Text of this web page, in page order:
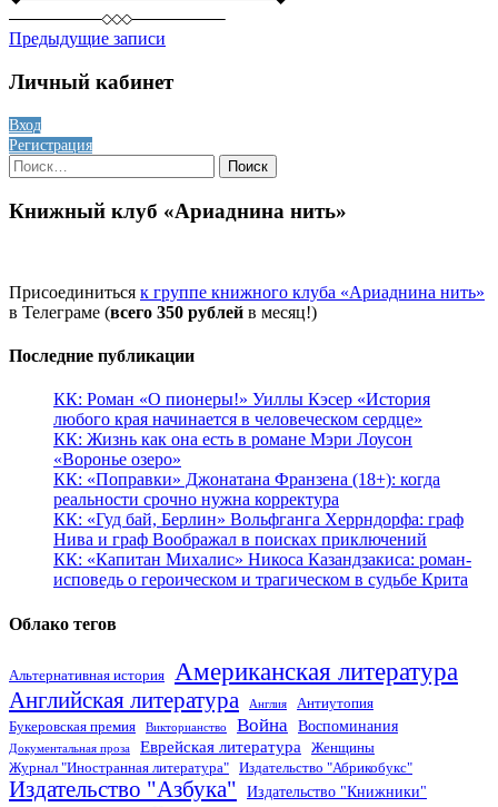
Навигация
по
Предыдущие записи
Личный кабинет
Вход
Регистрация
Найти:
Книжный клуб «Ариаднина нить»
Присоединиться к группе книжного клуба «Ариаднина нить»
в Телеграме (всего 350 рублей в месяц!)
Последние публикации
КК: Роман «О пионеры!» Уиллы Кэсер «История
любого края начинается в человеческом сердце»
КК: Жизнь как она есть в романе Мэри Лоусон
«Воронье озеро»
КК: «Поправки» Джонатана Франзена (18+): когда
реальности срочно нужна корректура
КК: «Гуд бай, Берлин» Вольфганга Херрндорфа: граф
Нива и граф Воображал в поисках приключений
КК: «Капитан Михалис» Никоса Казандзакиса: роман-
исповедь о героическом и трагическом в судьбе Крита
Облако тегов
Альтернативная история Американская литература
Английская литература Англия
Антиутопия
Букеровская премия
Викторианство Война Воспоминания
Документальная проза Еврейская литература
Женщины
Журнал "Иностранная литература"
Издательство "Абрикобукс"
Издательство "Азбука" Издательство "Книжники"